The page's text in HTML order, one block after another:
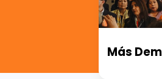
Más